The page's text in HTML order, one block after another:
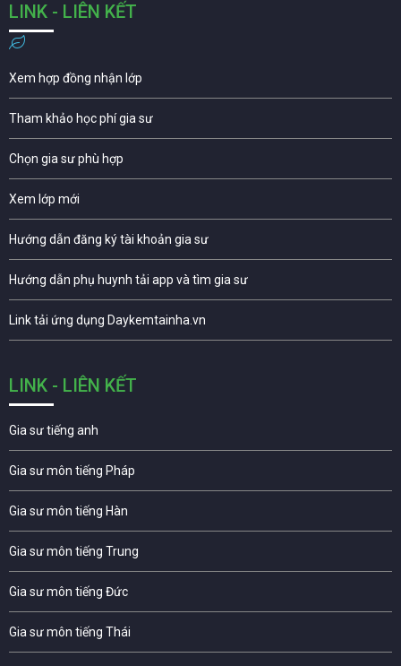
LINK - LIÊN KẾT
Xem hợp đồng nhận lớp
Tham khảo học phí gia sư
Chọn gia sư phù hợp
Xem lớp mới
Hướng dẫn đăng ký tài khoản gia sư
Hướng dẫn phụ huynh tải app và tìm gia sư
Link tải ứng dụng Daykemtainha.vn
LINK - LIÊN KẾT
Gia sư tiếng anh
Gia sư môn tiếng Pháp
Gia sư môn tiếng Hàn
Gia sư môn tiếng Trung
Gia sư môn tiếng Đức
Gia sư môn tiếng Thái